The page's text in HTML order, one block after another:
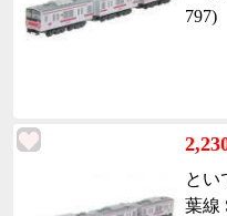
797)
とい
葉線